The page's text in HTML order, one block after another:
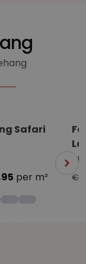
Safari
per m² €